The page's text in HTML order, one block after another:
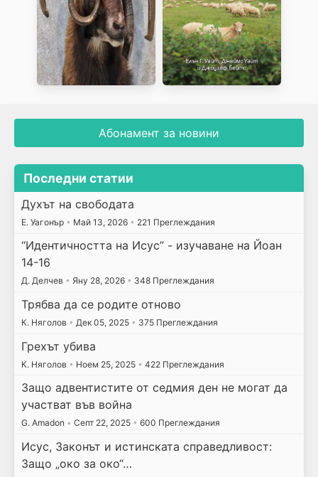
Абонамент за новини
Последни статии
Духът на свободата
E. Уагонър • Май 13, 2026 • 221 Преглеждания
“Идентичността на Исус” - изучаване на Йоан
14-16
Д. Делчев • Яну 28, 2026 • 348 Преглеждания
Трябва да се родите отново
К. Няголов • Дек 05, 2025 • 375 Преглеждания
Грехът убива
К. Няголов • Ноем 25, 2025 • 422 Преглеждания
Защо адвентистите от седмия ден не могат да
участват във война
G. Amadon • Септ 22, 2025 • 600 Преглеждания
Исус, Законът и истинската справедливост:
Защо „око за око“…